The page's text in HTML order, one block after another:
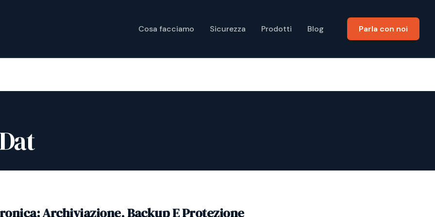
Cosa facciamo Sicurezza Prodotti Blog Parla con noi
Archiviazione, Backup E Protezione